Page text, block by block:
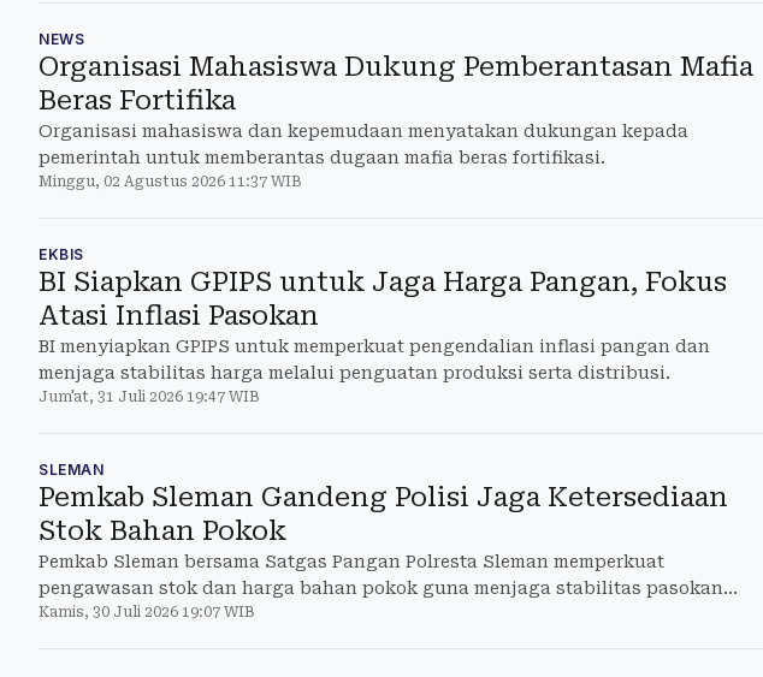
NEWS
Organisasi Mahasiswa Dukung Pemberantasan Mafia
Beras Fortifika
Organisasi mahasiswa dan kepemudaan menyatakan dukungan kepada
pemerintah untuk memberantas dugaan mafia beras fortifikasi.
Minggu, 02 Agustus 2026 11:37 WIB
EKBIS
BI Siapkan GPIPS untuk Jaga Harga Pangan, Fokus
Atasi Inflasi Pasokan
BI menyiapkan GPIPS untuk memperkuat pengendalian inflasi pangan dan
menjaga stabilitas harga melalui penguatan produksi serta distribusi.
Jum'at, 31 Juli 2026 19:47 WIB
SLEMAN
Pemkab Sleman Gandeng Polisi Jaga Ketersediaan
Stok Bahan Pokok
Pemkab Sleman bersama Satgas Pangan Polresta Sleman memperkuat
pengawasan stok dan harga bahan pokok guna menjaga stabilitas pasokan
pangan di wilayah Sleman.
Kamis, 30 Juli 2026 19:07 WIB